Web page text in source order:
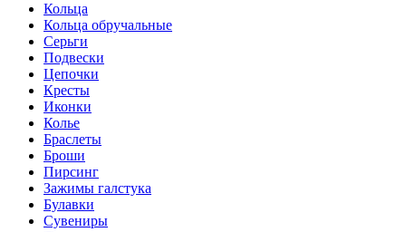
Кольца
Кольца обручальные
Серьги
Подвески
Цепочки
Кресты
Иконки
Колье
Браслеты
Броши
Пирсинг
Зажимы галстука
Булавки
Сувениры